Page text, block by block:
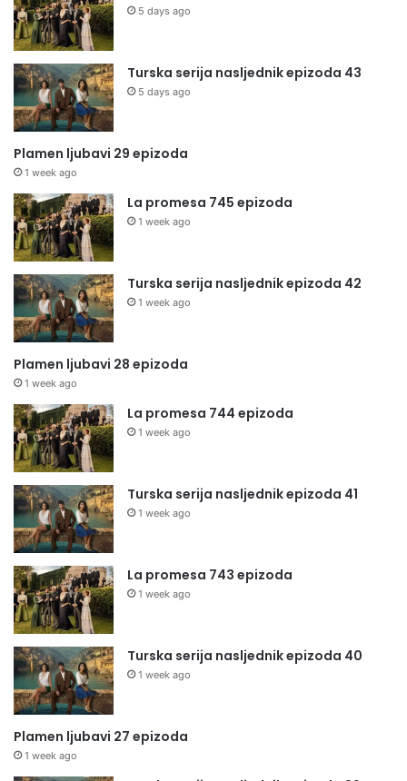
5 days ago
Turska serija nasljednik epizoda 43
5 days ago
Plamen ljubavi 29 epizoda
1 week ago
La promesa 745 epizoda
1 week ago
Turska serija nasljednik epizoda 42
1 week ago
Plamen ljubavi 28 epizoda
1 week ago
La promesa 744 epizoda
1 week ago
Turska serija nasljednik epizoda 41
1 week ago
La promesa 743 epizoda
1 week ago
Turska serija nasljednik epizoda 40
1 week ago
Plamen ljubavi 27 epizoda
1 week ago